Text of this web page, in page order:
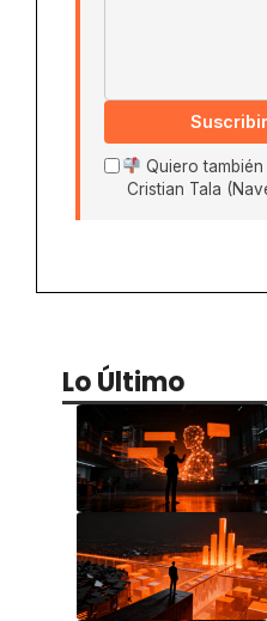
Quiero
Cristian Tala
Lo Último